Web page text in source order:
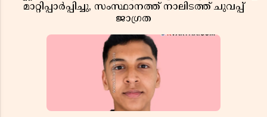
മാറ്റിപ്പാർപ്പിച്ചു, സംസ്ഥാനത്ത് നാലിടത്ത് ചുവപ്പ്
ജാഗ്രത